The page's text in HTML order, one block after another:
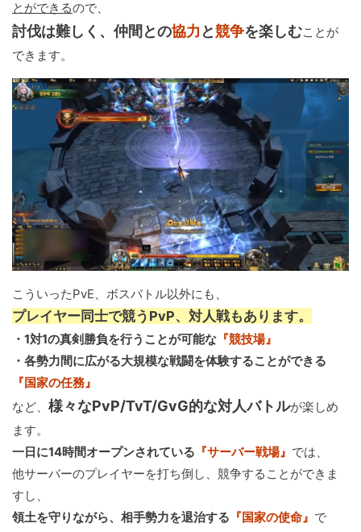
とができるので、
討伐は難しく、仲間との協力 と競争を楽しむことが
できます。
こういったPvE、ボスバトル以外にも、
プレイヤー同士で競うPvP、対人戦もあります。
・1対1の真剣勝負を行うことが可能な 『競技場』
・各勢力間に広がる大規模な戦闘を体験することができる
『国家の任務』
など、 様々なPvP/TvT/GvG的な対人バトルが楽しめ
ます。
一日に14時間オープンされている 『サーバー戦場』 では、
他サーバーのプレイヤーを打ち倒し、競争することができま
すし、
領土を守りながら、相手勢力を退治する 『国家の使命』 で